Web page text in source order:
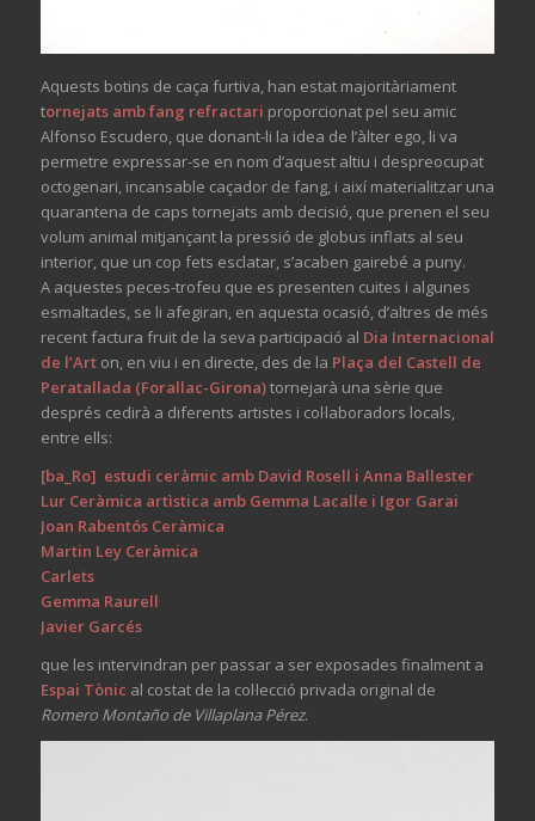
Aquests botins de caça furtiva, han estat majoritàriament
tornejats amb fang refractari proporcionat pel seu amic
Alfonso Escudero, que donant-li la idea de l’àlter ego, li va
permetre expressar-se en nom d’aquest altiu i despreocupat
octogenari, incansable caçador de fang, i així materialitzar una
quarantena de caps tornejats amb decisió, que prenen el seu
volum animal mitjançant la pressió de globus inflats al seu
interior, que un cop fets esclatar, s’acaben gairebé a puny.
A aquestes peces-trofeu que es presenten cuites i algunes
esmaltades, se li afegiran, en aquesta ocasió, d’altres de més
recent factura fruit de la seva participació al Dia Internacional
de l’Arton, en viu i en directe, des de la Plaça del Castell de
Peratallada (Forallac-Girona)tornejarà una sèrie que
després cedirà a diferents artistes i col·laboradors locals,
entre ells:
[ba_Ro] estudi ceràmic amb David Rosell i Anna Ballester
Lur Ceràmica artìstica amb Gemma Lacalle i Igor Garai
Joan Rabentós Ceràmica
Martin Ley Ceràmica
Carlets
Gemma Raurell
Javier Garcés
que les intervindran per passar a ser exposades finalment a
Espai Tònic al costat de la col·lecció privada original de
Romero Montaño de Villaplana Pérez.